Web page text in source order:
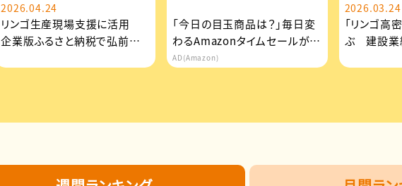
2026.04.24
リンゴ生産現場支援に活用
企業版ふるさと納税で弘前市
「今日の目玉商品は？」毎日変
わるAmazonタイムセールが見
逃せない
AD(Amazon)
2026.03.24
「リンゴ
ぶ 建設業